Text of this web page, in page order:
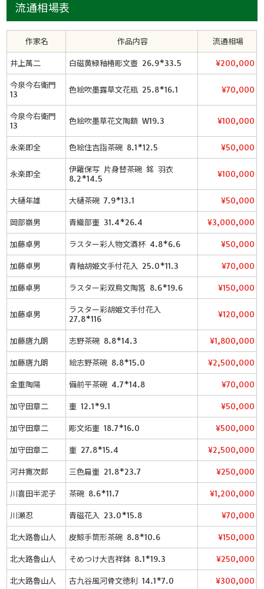
流通相場表
作家名 作品内容 流通相場
井上萬二 白磁黄緑釉椿彫文壺 26.9*33.5 ¥200,000
今泉今右衛門
13
色絵吹墨露草文花瓶 25.8*16.1 ¥70,000
今泉今右衛門
13
色絵吹墨草花文陶額 W19.3 ¥100,000
永楽即全 色絵住吉詣茶碗 8.1*12.5 ¥50,000
永楽即全
伊羅保写 片身替茶碗 銘 羽衣
8.2*14.5
¥100,000
大樋年雄 大樋茶碗 7.9*13.1 ¥50,000
岡部嶺男 青織部壷 31.4*26.4 ¥3,000,000
加藤卓男 ラスター彩人物文酒杯 4.8*6.6 ¥50,000
加藤卓男 青釉胡姫文手付花入 25.0*11.3 ¥70,000
加藤卓男 ラスター彩双鳥文陶筥 8.6*19.6 ¥150,000
加藤卓男
ラスター彩胡姫文手付花入
27.8*116
¥120,000
加藤唐九朗 志野茶碗 8.8*14.3 ¥1,800,000
加藤唐九朗 絵志野茶碗 8.8*15.0 ¥2,500,000
金重陶陽 備前平茶碗 4.7*14.8 ¥70,000
加守田章二 壷 12.1*9.1 ¥50,000
加守田章二 彫文炻壷 18.7*16.0 ¥500,000
加守田章二 壷 27.8*15.4 ¥2,500,000
河井寛次郎 三色扁壷 21.8*23.7 ¥250,000
川喜田半泥子 茶碗 8.6*11.7 ¥1,200,000
川瀬忍 青磁花入 23.0*15.8 ¥70,000
北大路魯山人 皮鯨手筒形茶碗 8.8*10.6 ¥150,000
北大路魯山人 そめつけ大吉祥鉢 8.1*19.3 ¥250,000
北大路魯山人 古九谷風河骨文徳利 14.1*7.0 ¥300,000